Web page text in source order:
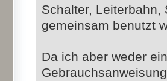
Schalter,
gemeinsam benutzt
Da ich aber weder